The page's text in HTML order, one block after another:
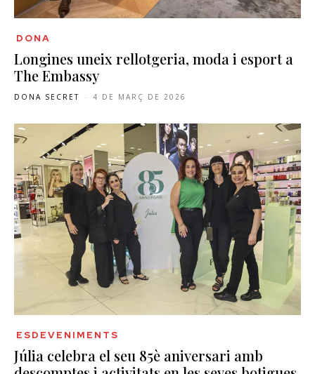
DONA
Longines uneix rellotgeria, moda i esport a
The Embassy
DONA SECRET - 4 DE MARÇ DE 2026
ESDEVENIMENTS
Júlia celebra el seu 85è aniversari amb